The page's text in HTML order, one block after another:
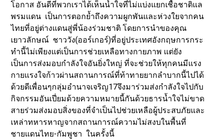
โอกาส อันดีที่พวกเราได้เห็นน้ำใจที่ไม่แบ่งแยกเชื้อชาติแล
พรมแดน เป็นการตอกย้ำถึงความผูกพันและห่วงใยจากคน
ไทยที่อยู่ต่างแดนสู่พี่น้องร่วมชาติ โดยการนำของคุณ
เยาวลักษณ์ ชาววัง(ออร์เกอร์)ที่อยู่ประเทศอังกฤษการกระ
ทำนี้ไม่เพียงแต่เป็นการช่วยเหลือทางกายภาพ แต่ยัง
เป็นการส่งมอบกำลังใจอันยิ่งใหญ่ ที่จะช่วยให้ทุกคนมีแรง
กายแรงใจก้าวผ่านสถานการณ์ที่ท้าทายยากลำบากนี้ไปได้
ด้วยดีเพื่อนๆกลุ่มอำนาจเจริญ17จึงมาร่วมส่งกำลังใจไปกับ
กิจกรรมอันเปี่ยมด้วยความหมายนี้กันด้วยธารน้ำใจไม่ขาด
สายร่วมส่งมอบสิ่งของที่จำเป็นไปช่วยเหลือผู้ประสบภัยและ
เหล่าทหารหาญจากสถานการณ์ความไม่สงบในพื้นที่
ชายแดนไทย-กัมพูชา ในครั้งนี้